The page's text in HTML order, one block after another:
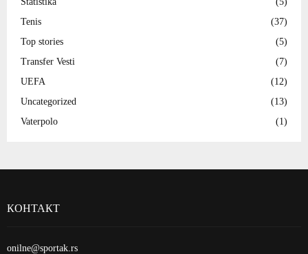
Tenis
(37)
Top stories
(5)
Transfer Vesti
(7)
UEFA
(12)
Uncategorized
(13)
Vaterpolo
(1)
КОНТАКТ
onilne@sportak.rs